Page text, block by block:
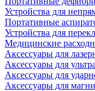
Устройства для
Портативные
Устройства для
Медицинские
Аксессуары для
Аксессуары для
Аксессуары для
Аксессуары для